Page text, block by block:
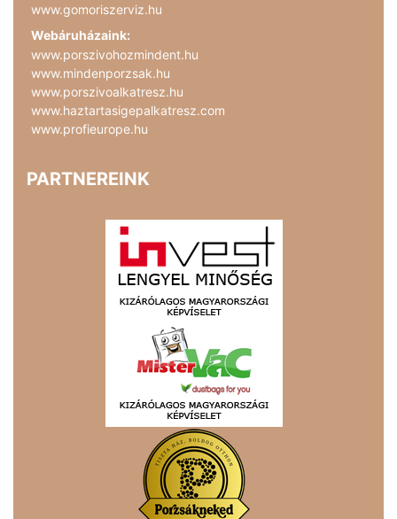
www.gomoriszerviz.hu
Webáruházaink:
www.porszivohozmindent.hu
www.mindenporzsak.hu
www.porszivoalkatresz.hu
www.haztartasigepalkatresz.com
www.profieurope.hu
PARTNEREINK